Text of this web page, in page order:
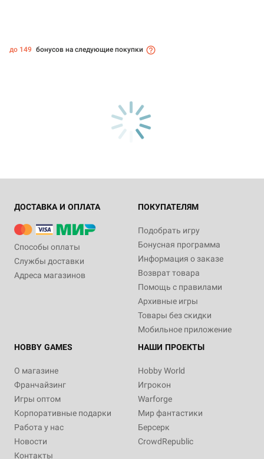
до 149 бонусов на следующие покупки
ДОСТАВКА И ОПЛАТА
Способы оплаты
Службы доставки
Адреса магазинов
ПОКУПАТЕЛЯМ
Подобрать игру
Бонусная программа
Информация о заказе
Возврат товара
Помощь с правилами
Архивные игры
Товары без скидки
Мобильное приложение
HOBBY GAMES
О магазине
Франчайзинг
Игры оптом
Корпоративные подарки
Работа у нас
Новости
Контакты
НАШИ ПРОЕКТЫ
Hobby World
Игрокон
Warforge
Мир фантастики
Берсерк
CrowdRepublic